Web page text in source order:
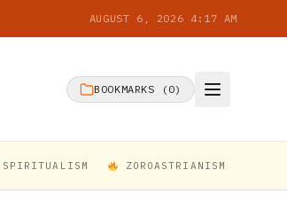
AUGUST 6, 2026 4:17 AM
BOOKMARKS ( 0)
SPIRITUALISM ZOROASTRIANISM